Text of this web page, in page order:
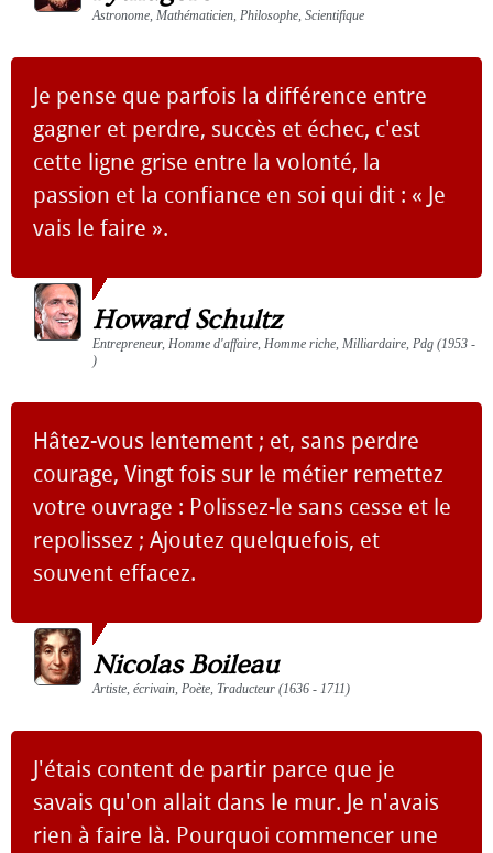
Astronome, Mathématicien, Philosophe, Scientifique
Je pense que parfois la différence entre
gagner et perdre, succès et échec, c'est
cette ligne grise entre la volonté, la
passion et la confiance en soi qui dit : « Je
vais le faire ».
Howard Schultz
Entrepreneur, Homme d'affaire, Homme riche, Milliardaire, Pdg (1953 -
)
Hâtez-vous lentement ; et, sans perdre
courage, Vingt fois sur le métier remettez
votre ouvrage : Polissez-le sans cesse et le
repolissez ; Ajoutez quelquefois, et
souvent effacez.
Nicolas Boileau
Artiste, écrivain, Poète, Traducteur (1636 - 1711)
J'étais content de partir parce que je
savais qu'on allait dans le mur. Je n'avais
rien à faire là. Pourquoi commencer une